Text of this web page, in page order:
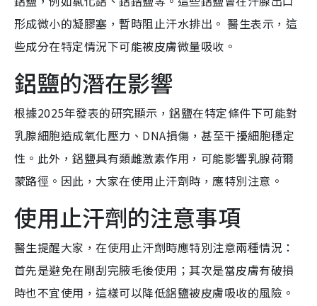
形成微小的凝膠塞，暫時阻止汗水排出。 醫生表示，這
些成分在特定情況下可能被皮膚微量吸收。
鋁鹽的潛在影響
根據2025年發表的研究顯示，鋁鹽在特定條件下可能對
乳腺細胞造成氧化壓力、DNA損傷，甚至干擾細胞穩定
性。此外，鋁鹽具有類雌激素作用，可能影響乳腺荷爾
蒙路徑。因此，大家在使用止汗劑時，應特別注意。
使用止汗劑的注意事項
醫生提醒大家，在使用止汗劑時應特別注意兩種情況：
首先是避免在剛刮完腋毛後使用；其次是當皮膚有破損
時也不宜使用，這樣可以降低鋁鹽被皮膚吸收的風險。